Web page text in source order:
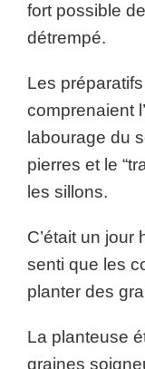
fort possible
détrempé.
Les
comprenaient
labourage du
pierres et le
les sillons.
C’était un
senti que les
planter des
La planteuse
graines